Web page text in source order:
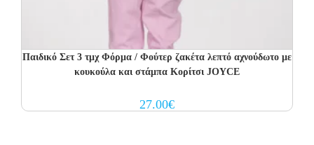
Παιδικό Σετ 3 τμχ Φόρμα / Φούτερ ζακέτα λεπτό αχνούδωτο με
κουκούλα και στάμπα Κορίτσι JOYCE
27.00€